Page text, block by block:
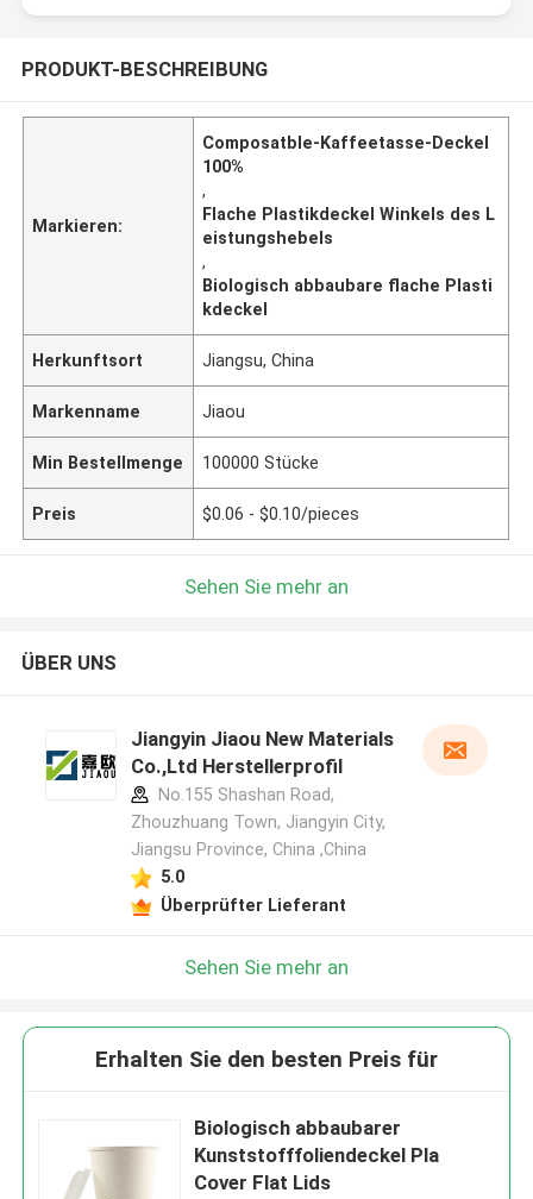
PRODUKT-BESCHREIBUNG
Markieren:
Composatble-Kaffeetasse-Deckel
100%
,
Flache Plastikdeckel Winkels des L
eistungshebels
,
Biologisch abbaubare flache Plasti
kdeckel
Herkunftsort Jiangsu, China
Markenname Jiaou
Min Bestellmenge 100000 Stücke
Preis $0.06 - $0.10/pieces
Sehen Sie mehr an
ÜBER UNS
Jiangyin Jiaou New Materials
Co.,Ltd Herstellerprofil
No.155 Shashan Road,
Zhouzhuang Town, Jiangyin City,
Jiangsu Province, China ,China
5.0
Überprüfter Lieferant
Sehen Sie mehr an
Erhalten Sie den besten Preis für
Biologisch abbaubarer
Kunststofffoliendeckel Pla
Cover Flat Lids